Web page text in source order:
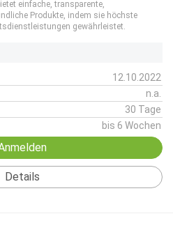
einfache, transparente,
Produkte, indem sie höchste
gewährleistet.
12.10.2022
n.a.
30 Tage
bis 6 Wochen
Details